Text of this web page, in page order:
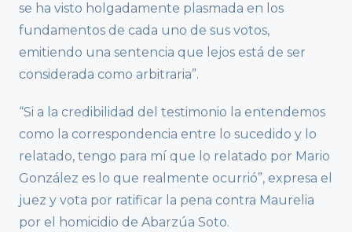
se ha visto holgadamente plasmada en los
fundamentos de cada uno de sus votos,
emitiendo una sentencia que lejos está de ser
considerada como arbitraria”.
“Si a la credibilidad del testimonio la entendemos
como la correspondencia entre lo sucedido y lo
relatado, tengo para mí que lo relatado por Mario
González es lo que realmente ocurrió”, expresa el
juez y vota por ratificar la pena contra Maurelia
por el homicidio de Abarzúa Soto.